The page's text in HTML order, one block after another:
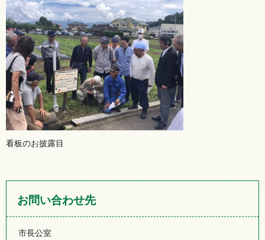
看板のお披露目
お問い合わせ先
市長公室